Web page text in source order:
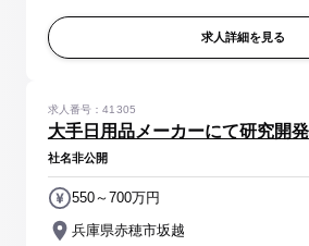
のため、大学機関との共同研究により
セスの開発 ※実験業...
求人詳細を見る
大手日用品メーカーにて研究開
求人番号：41305
社名非公開
兵庫県赤穂市坂越
550～700万円